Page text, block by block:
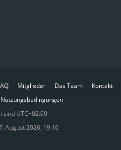
Mitglieder Das Team
Kontakt
Nutzungsbedingungen
sind UTC+02:00
August 2026, 19:10